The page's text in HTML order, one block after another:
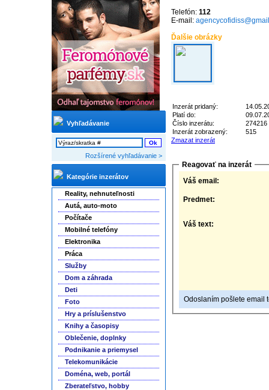
Vyhľadávanie
Rozšírené vyhľadávanie >
Kategórie inzerátov
Reality, nehnuteľnosti
Autá, auto-moto
Počítače
Mobilné telefóny
Elektronika
Práca
Služby
Dom a záhrada
Deti
Foto
Hry a príslušenstvo
Knihy a časopisy
Oblečenie, doplnky
Podnikanie a priemysel
Telekomunikácie
Doména, web, portál
Zberateľstvo, hobby
Telefón: 112
E-mail:
Ďalšie obrázky
Inzerát pridaný:
Platí do:
Číslo inzerátu:
274216
Inzerát zobrazený:
515
Zmazat inzerát
Reagovať na inzerát
Váš email:
Predmet:
Váš text:
Odoslaním pošlete email